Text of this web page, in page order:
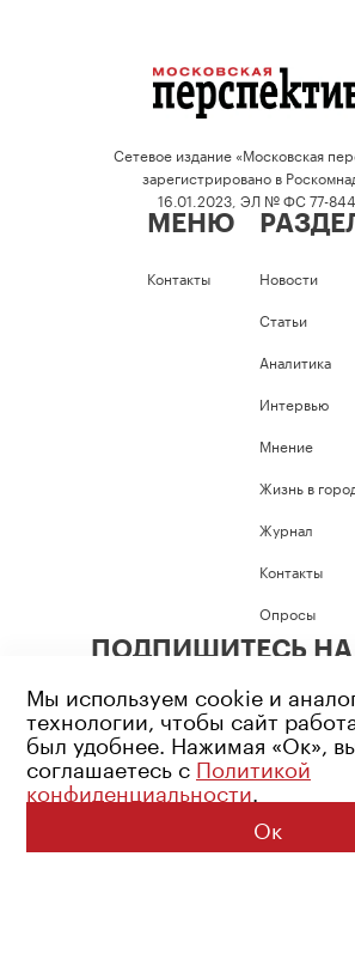
Сетевое издание «Московская
зарегистрировано в
16.01.2023, ЭЛ № ФС 77-
МЕНЮ
Контакты
Новости
Статьи
Аналитика
Интервью
Мнение
Жизнь в
Журнал
Контакты
Опросы
ПОДПИШИТЕСЬ
Возрастное ограничение:
Политика
© 2026 Все права защищены
Мы используем cookie и
технологии, чтобы сайт
был удобнее. Нажимая «Ок»,
соглашаетесь с Политикой
конфиденциальности.
Ок